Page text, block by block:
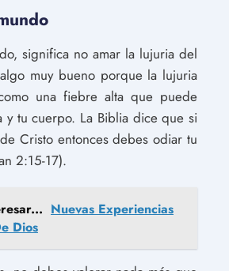
significa no amar la lujuria del
muy bueno porque la lujuria
una fiebre alta que puede
y tu cuerpo. La Biblia dice que si
Cristo entonces debes odiar tu
2:15-17).
Nuevas Experiencias
Dios